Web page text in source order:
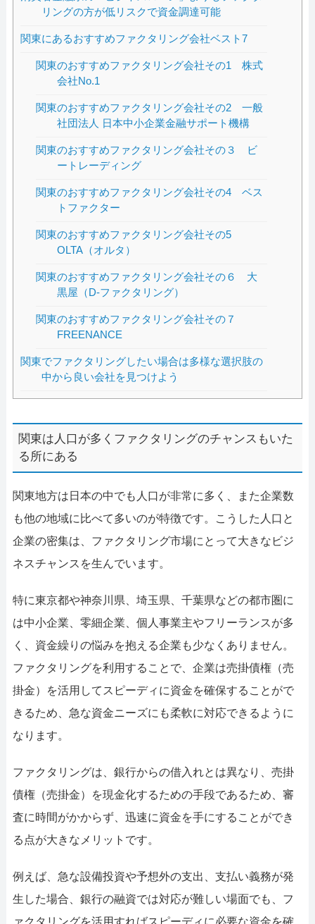
リングの方が低リスクで資金調達可能
関東にあるおすすめファクタリング会社ベスト7
関東のおすすめファクタリング会社その1 株式
会社No.1
関東のおすすめファクタリング会社その2 一般
社団法人 日本中小企業金融サポート機構
関東のおすすめファクタリング会社その３ ビ
ートレーディング
関東のおすすめファクタリング会社その4 ベス
トファクター
関東のおすすめファクタリング会社その5
OLTA（オルタ）
関東のおすすめファクタリング会社その６ 大
黒屋（D-ファクタリング）
関東のおすすめファクタリング会社その７
FREENANCE
関東でファクタリングしたい場合は多様な選択肢の
中から良い会社を見つけよう
関東は人口が多くファクタリングのチャンスもいた
る所にある
関東地方は日本の中でも人口が非常に多く、また企業数
も他の地域に比べて多いのが特徴です。こうした人口と
企業の密集は、ファクタリング市場にとって大きなビジ
ネスチャンスを生んでいます。
特に東京都や神奈川県、埼玉県、千葉県などの都市圏に
は中小企業、零細企業、個人事業主やフリーランスが多
く、資金繰りの悩みを抱える企業も少なくありません。
ファクタリングを利用することで、企業は売掛債権（売
掛金）を活用してスピーディに資金を確保することがで
きるため、急な資金ニーズにも柔軟に対応できるように
なります。
ファクタリングは、銀行からの借入れとは異なり、売掛
債権（売掛金）を現金化するための手段であるため、審
査に時間がかからず、迅速に資金を手にすることができ
る点が大きなメリットです。
例えば、急な設備投資や予想外の支出、支払い義務が発
生した場合、銀行の融資では対応が難しい場面でも、フ
ァクタリングを活用すればスピーディに必要な資金を確